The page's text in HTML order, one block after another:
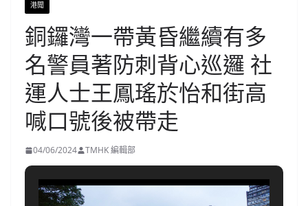
港聞
銅鑼灣一帶黃昏繼續有多
名警員著防刺背心巡邏 社
運人士王鳳瑤於怡和街高
喊口號後被帶走
04/06/2024 TMHK 編輯部